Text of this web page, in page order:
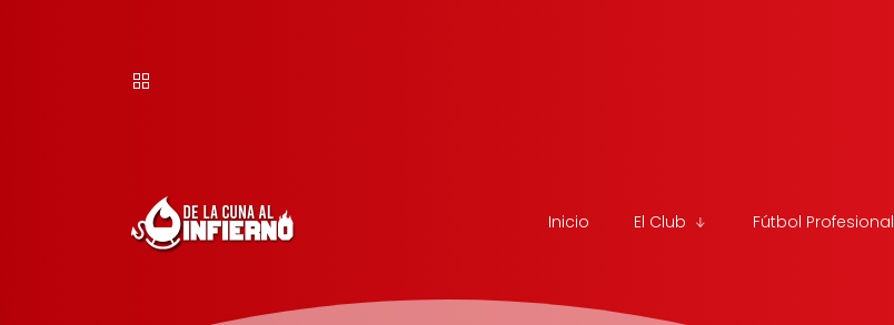
Inicio El Club Fútbol Profesional